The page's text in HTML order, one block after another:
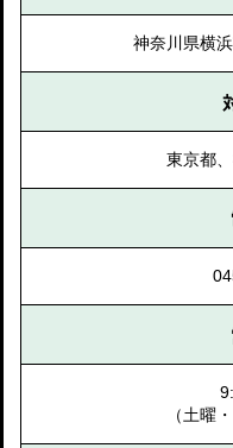
神奈川県横
東京都
（土曜